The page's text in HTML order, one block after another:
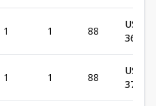
1 1 88
US$
1 1 88
US$